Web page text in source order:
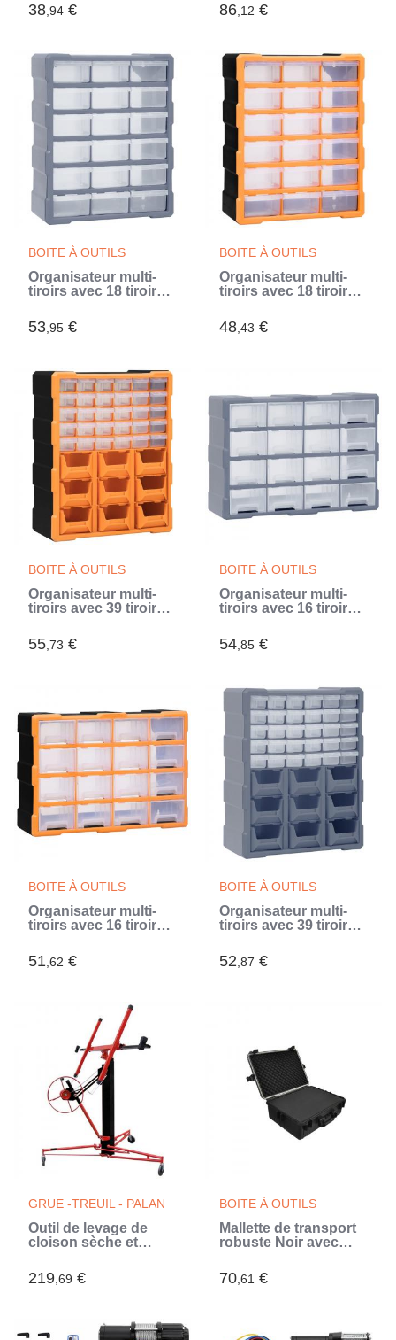
38,94 € 86,12 €
BOITE À OUTILS
Organisateur multi-
tiroirs avec 18 tiroirs
cm (Gris)
53,95 €
BOITE À OUTILS
Organisateur multi-
tiroirs avec 18 tiroirs
cm
48,43 €
BOITE À OUTILS
Organisateur multi-
tiroirs avec 39 tiroirs
55,73 €
BOITE À OUTILS
Organisateur multi-
tiroirs avec 16 tiroirs
cm (Gris)
54,85 €
BOITE À OUTILS
Organisateur multi-
tiroirs avec 16 tiroirs
cm
51,62 €
BOITE À OUTILS
Organisateur multi-
tiroirs avec 39 tiroirs
52,87 €
GRUE -TREUIL - PALAN
Outil de levage de
cloison sèche et
219,69 €
BOITE À OUTILS
Mallette de transport
robuste Noir avec
(Noir)
70,61 €